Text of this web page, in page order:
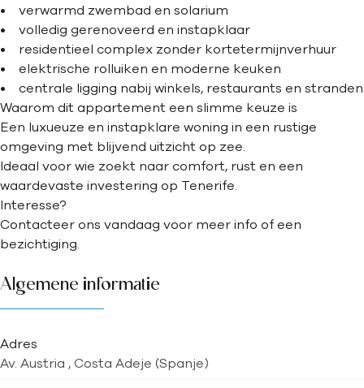
• verwarmd zwembad en solarium
• volledig gerenoveerd en instapklaar
• residentieel complex zonder kortetermijnverhuur
• elektrische rolluiken en moderne keuken
• centrale ligging nabij winkels, restaurants en stranden
Waarom dit appartement een slimme keuze is
Een luxueuze en instapklare woning in een rustige
omgeving met blijvend uitzicht op zee.
Ideaal voor wie zoekt naar comfort, rust en een
waardevaste investering op Tenerife.
Interesse?
Contacteer ons vandaag voor meer info of een
bezichtiging.
Algemene informatie
Adres
Av. Austria , Costa Adeje (Spanje)